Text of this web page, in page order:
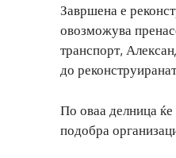
Завршена е
овозможува
транспорт,
до
По оваа делница
подобра